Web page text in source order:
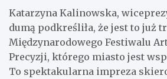
Katarzyna Kalinowska,
dumą podkreśliła, że jest to już
Międzynarodowego Festiwalu
Precyzji, którego miasto jest
To spektakularna impreza